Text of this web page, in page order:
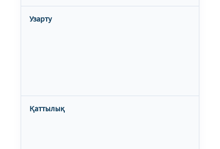
Узарту
Қаттылық